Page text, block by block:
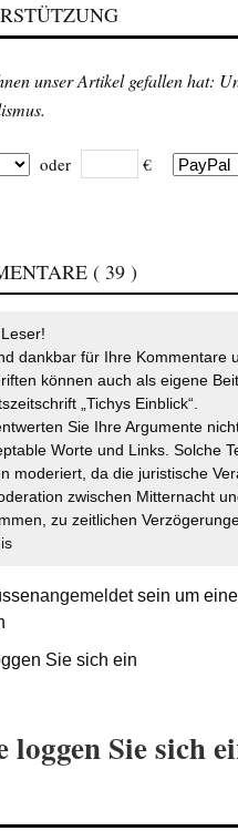
unser Artikel gefallen hat:
oder €
( 39 )
dankbar für Ihre Kommentare
können auch als eigene
„Tichys Einblick“.
Sie Ihre Argumente
Worte und Links. Solche
moderiert, da die juristische
zwischen Mitternacht
zu zeitlichen
angemeldetsein um
Sie sich ein
loggen Sie sich